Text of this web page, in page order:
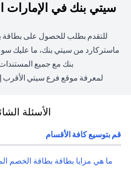
سيتي بنك في الإمارات
للتقدم بطلب للحصول على بطاقة
ماستركارد من سيتي بنك، ما عليك
بنك مع جميع
لمعرفة موقع فرع سيتي الأقرب
الأسئلة
قم بتوسيع كافة الأقسام
ما هي مزايا بطاقة بطاقة الخصم